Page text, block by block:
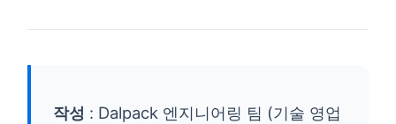
작성 : Dalpack 엔지니어링 팀 (기술 영업